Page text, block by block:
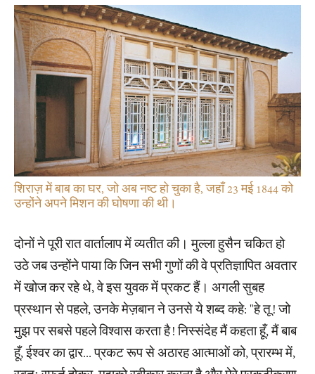
शिराज़ में बाब का घर, जो अब नष्ट हो चुका है, जहाँ 23 मई 1844 को
उन्होंने अपने मिशन की घोषणा की थी।
दोनों ने पूरी रात वार्तालाप में व्यतीत की। मुल्ला हुसैन चकित हो
उठे जब उन्होंने पाया कि जिन सभी गुणों की वे प्रतिज्ञापित अवतार
में खोज कर रहे थे, वे इस युवक में प्रकट हैं। अगली सुबह
प्रस्थान से पहले, उनके मेज़बान ने उनसे ये शब्द कहे: "हे तू! जो
मुझ पर सबसे पहले विश्वास करता है! निस्संदेह मैं कहता हूँ, मैं बाब
हूँ, ईश्वर का द्वार... प्रकट रूप से अठारह आत्माओं को, प्रारम्भ में,